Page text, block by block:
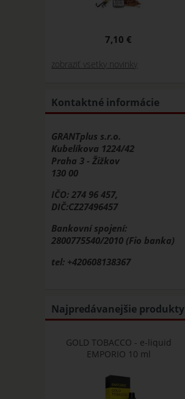
7,10 €
zobraziť vsetky novinky
Kontaktné informácie
GRANTplus s.r.o.
Kubelíkova 1224/42
Praha 3 - Žižkov
130 00
IČO: 274 96 457,
DIČ:CZ27496457
Bankovní spojení:
2800775540/2010 (Fio banka)
tel: +420608138367
Najpredávanejšie produkty
GOLD TOBACCO - e-liquid
EMPORIO 10 ml